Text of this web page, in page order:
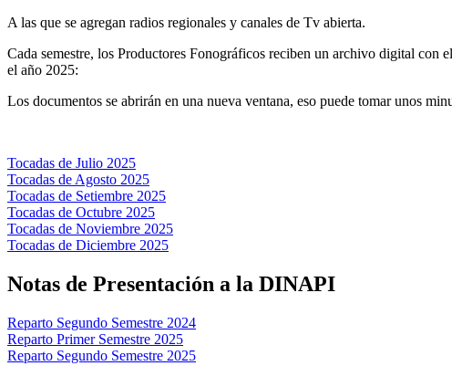
A las que se agregan radios regionales y canales de Tv abierta.
Cada semestre, los Productores Fonográficos reciben un archivo digital con
el año 2025:
Los documentos se abrirán en una nueva ventana, eso puede tomar unos
Tocadas de Julio 2025
Tocadas de Agosto 2025
Tocadas de Setiembre 2025
Tocadas de Octubre 2025
Tocadas de Noviembre 2025
Tocadas de Diciembre 2025
Notas de Presentación a la DINAPI
Reparto Segundo Semestre 2024
Reparto Primer Semestre 2025
Reparto Segundo Semestre 2025